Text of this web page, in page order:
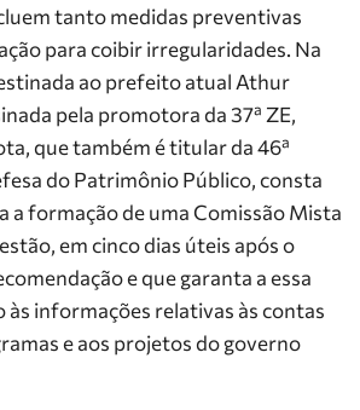
tanto medidas preventivas
para coibir irregularidades. Na
ao prefeito atual Athur
pela promotora da 37ª ZE,
que também é titular da 46ª
do Patrimônio Público, consta
a formação de uma Comissão Mista
em cinco dias úteis após o
e que garanta a essa
às informações relativas às contas
e aos projetos do governo